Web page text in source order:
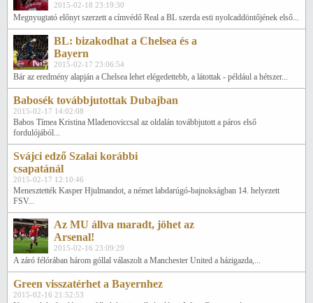
2015-02-18 23:19:30
Megnyugtató előnyt szerzett a címvédő Real a BL szerda esti nyolcaddöntőjének első...
BL: bizakodhat a Chelsea és a
Bayern
2015-02-17 23:06:54
Bár az eredmény alapján a Chelsea lehet elégedettebb, a látottak - például a hétszer...
Babosék továbbjutottak Dubajban
2015-02-17 14:02:08
Babos Tímea Kristina Mladenoviccsal az oldalán továbbjutott a páros első
fordulójából...
Svájci edző Szalai korábbi
csapatánál
2015-02-17 12:10:46
Menesztették Kasper Hjulmandot, a német labdarúgó-bajnokságban 14. helyezett
FSV...
Az MU állva maradt, jöhet az
Arsenal!
2015-02-16 23:09:29
A záró félórában három góllal válaszolt a Manchester United a házigazda,...
Green visszatérhet a Bayernhez
2015-02-16 21:52:53